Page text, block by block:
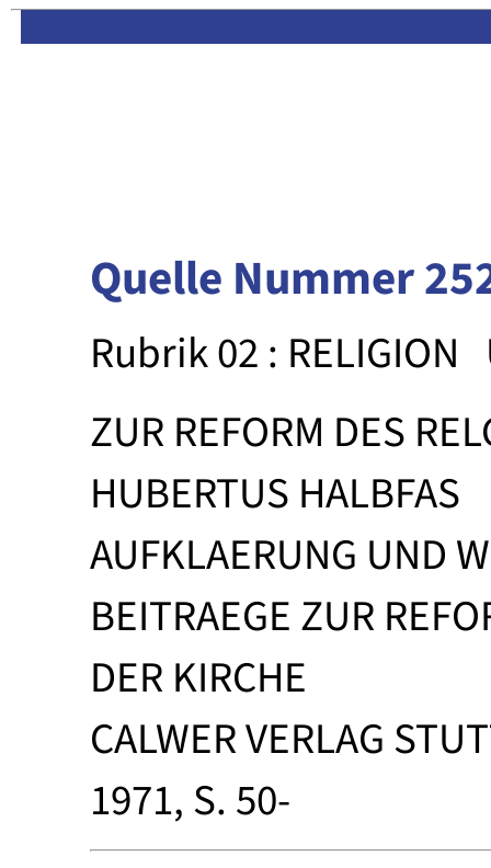
Quelle Nummer
Rubrik 02 : RELIGION
ZUR REFORM DES
HUBERTUS HALBFAS
AUFKLAERUNG UND
BEITRAEGE ZUR
DER KIRCHE
CALWER VERLAG
1971, S. 50-